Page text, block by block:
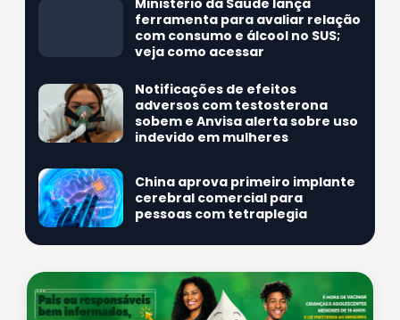
Ministério da Saúde lança
ferramenta para avaliar relação
com consumo e álcool no SUS;
veja como acessar
Notificações de efeitos
adversos com testosterona
sobem e Anvisa alerta sobre uso
indevido em mulheres
China aprova primeiro implante
cerebral comercial para
pessoas com tetraplegia